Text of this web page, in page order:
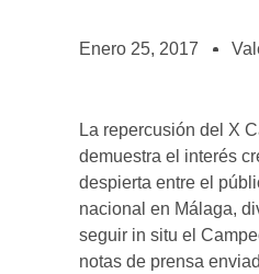
¡te imaginas vivir de tu pasión por
Enero 25, 2017
La repercusión del X
demuestra el interés
despierta entre el
nacional en Málaga,
seguir in situ el
notas de prensa